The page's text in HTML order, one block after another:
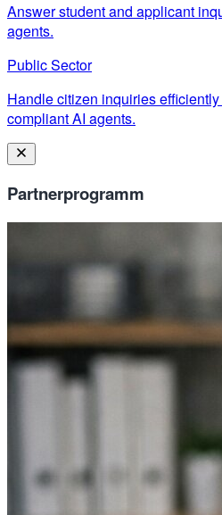
Answer student and applicant
agents.
Public Sector
Handle citizen inquiries
compliant AI agents.
Partnerprogramm